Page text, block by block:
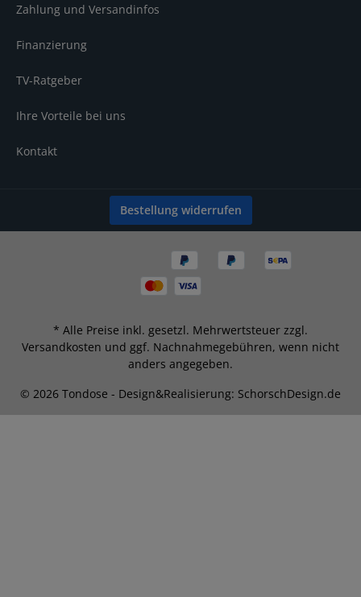
Zahlung und Versandinfos
Finanzierung
TV-Ratgeber
Ihre Vorteile bei uns
Kontakt
Bestellung widerrufen
© 2026 Tondose - Design&Realisierung: SchorschDesign.de
* Alle Preise inkl. gesetzl. Mehrwertsteuer zzgl.
Versandkosten und ggf. Nachnahmegebühren, wenn nicht
anders angegeben.